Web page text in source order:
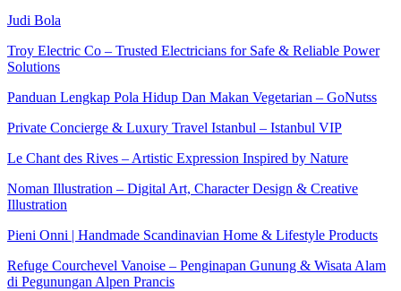
Judi Bola
Troy Electric Co – Trusted Electricians for Safe & Reliable Power
Solutions
Panduan Lengkap Pola Hidup Dan Makan Vegetarian – GoNutss
Private Concierge & Luxury Travel Istanbul – Istanbul VIP
Le Chant des Rives – Artistic Expression Inspired by Nature
Noman Illustration – Digital Art, Character Design & Creative
Illustration
Pieni Onni | Handmade Scandinavian Home & Lifestyle Products
Refuge Courchevel Vanoise – Penginapan Gunung & Wisata Alam
di Pegunungan Alpen Prancis